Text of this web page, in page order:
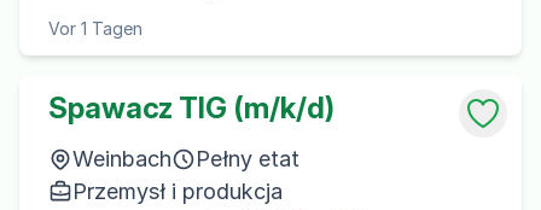
Vor 1 Tagen
Spawacz TIG (m/k/d)
Weinbach
Pełny etat
Przemysł i produkcja